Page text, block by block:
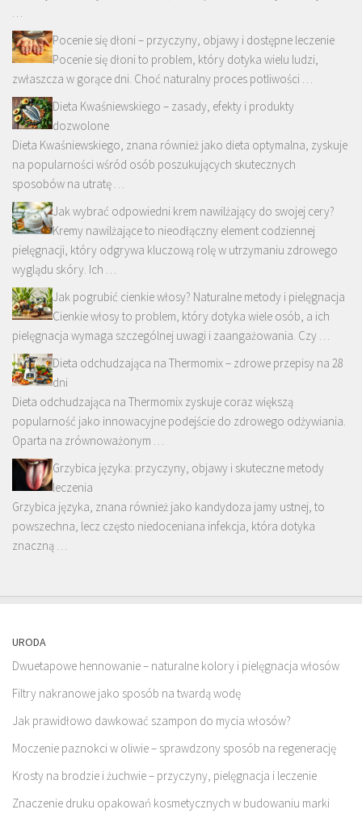
…
Pocenie się dłoni – przyczyny, objawy i dostępne leczenie
Pocenie się dłoni to problem, który dotyka wielu ludzi,
zwłaszcza w gorące dni. Choć naturalny proces potliwości …
Dieta Kwaśniewskiego – zasady, efekty i produkty
dozwolone
Dieta Kwaśniewskiego, znana również jako dieta optymalna, zyskuje
na popularności wśród osób poszukujących skutecznych
sposobów na utratę …
Jak wybrać odpowiedni krem nawilżający do swojej cery?
Kremy nawilżające to nieodłączny element codziennej
pielęgnacji, który odgrywa kluczową rolę w utrzymaniu zdrowego
wyglądu skóry. Ich …
Jak pogrubić cienkie włosy? Naturalne metody i pielęgnacja
Cienkie włosy to problem, który dotyka wiele osób, a ich
pielęgnacja wymaga szczególnej uwagi i zaangażowania. Czy …
Dieta odchudzająca na Thermomix – zdrowe przepisy na 28
dni
Dieta odchudzająca na Thermomix zyskuje coraz większą
popularność jako innowacyjne podejście do zdrowego odżywiania.
Oparta na zrównoważonym …
Grzybica języka: przyczyny, objawy i skuteczne metody
leczenia
Grzybica języka, znana również jako kandydoza jamy ustnej, to
powszechna, lecz często niedoceniana infekcja, która dotyka
znaczną …
URODA
Dwuetapowe hennowanie – naturalne kolory i pielęgnacja włosów
Filtry nakranowe jako sposób na twardą wodę
Jak prawidłowo dawkować szampon do mycia włosów?
Moczenie paznokci w oliwie – sprawdzony sposób na regenerację
Krosty na brodzie i żuchwie – przyczyny, pielęgnacja i leczenie
Znaczenie druku opakowań kosmetycznych w budowaniu marki